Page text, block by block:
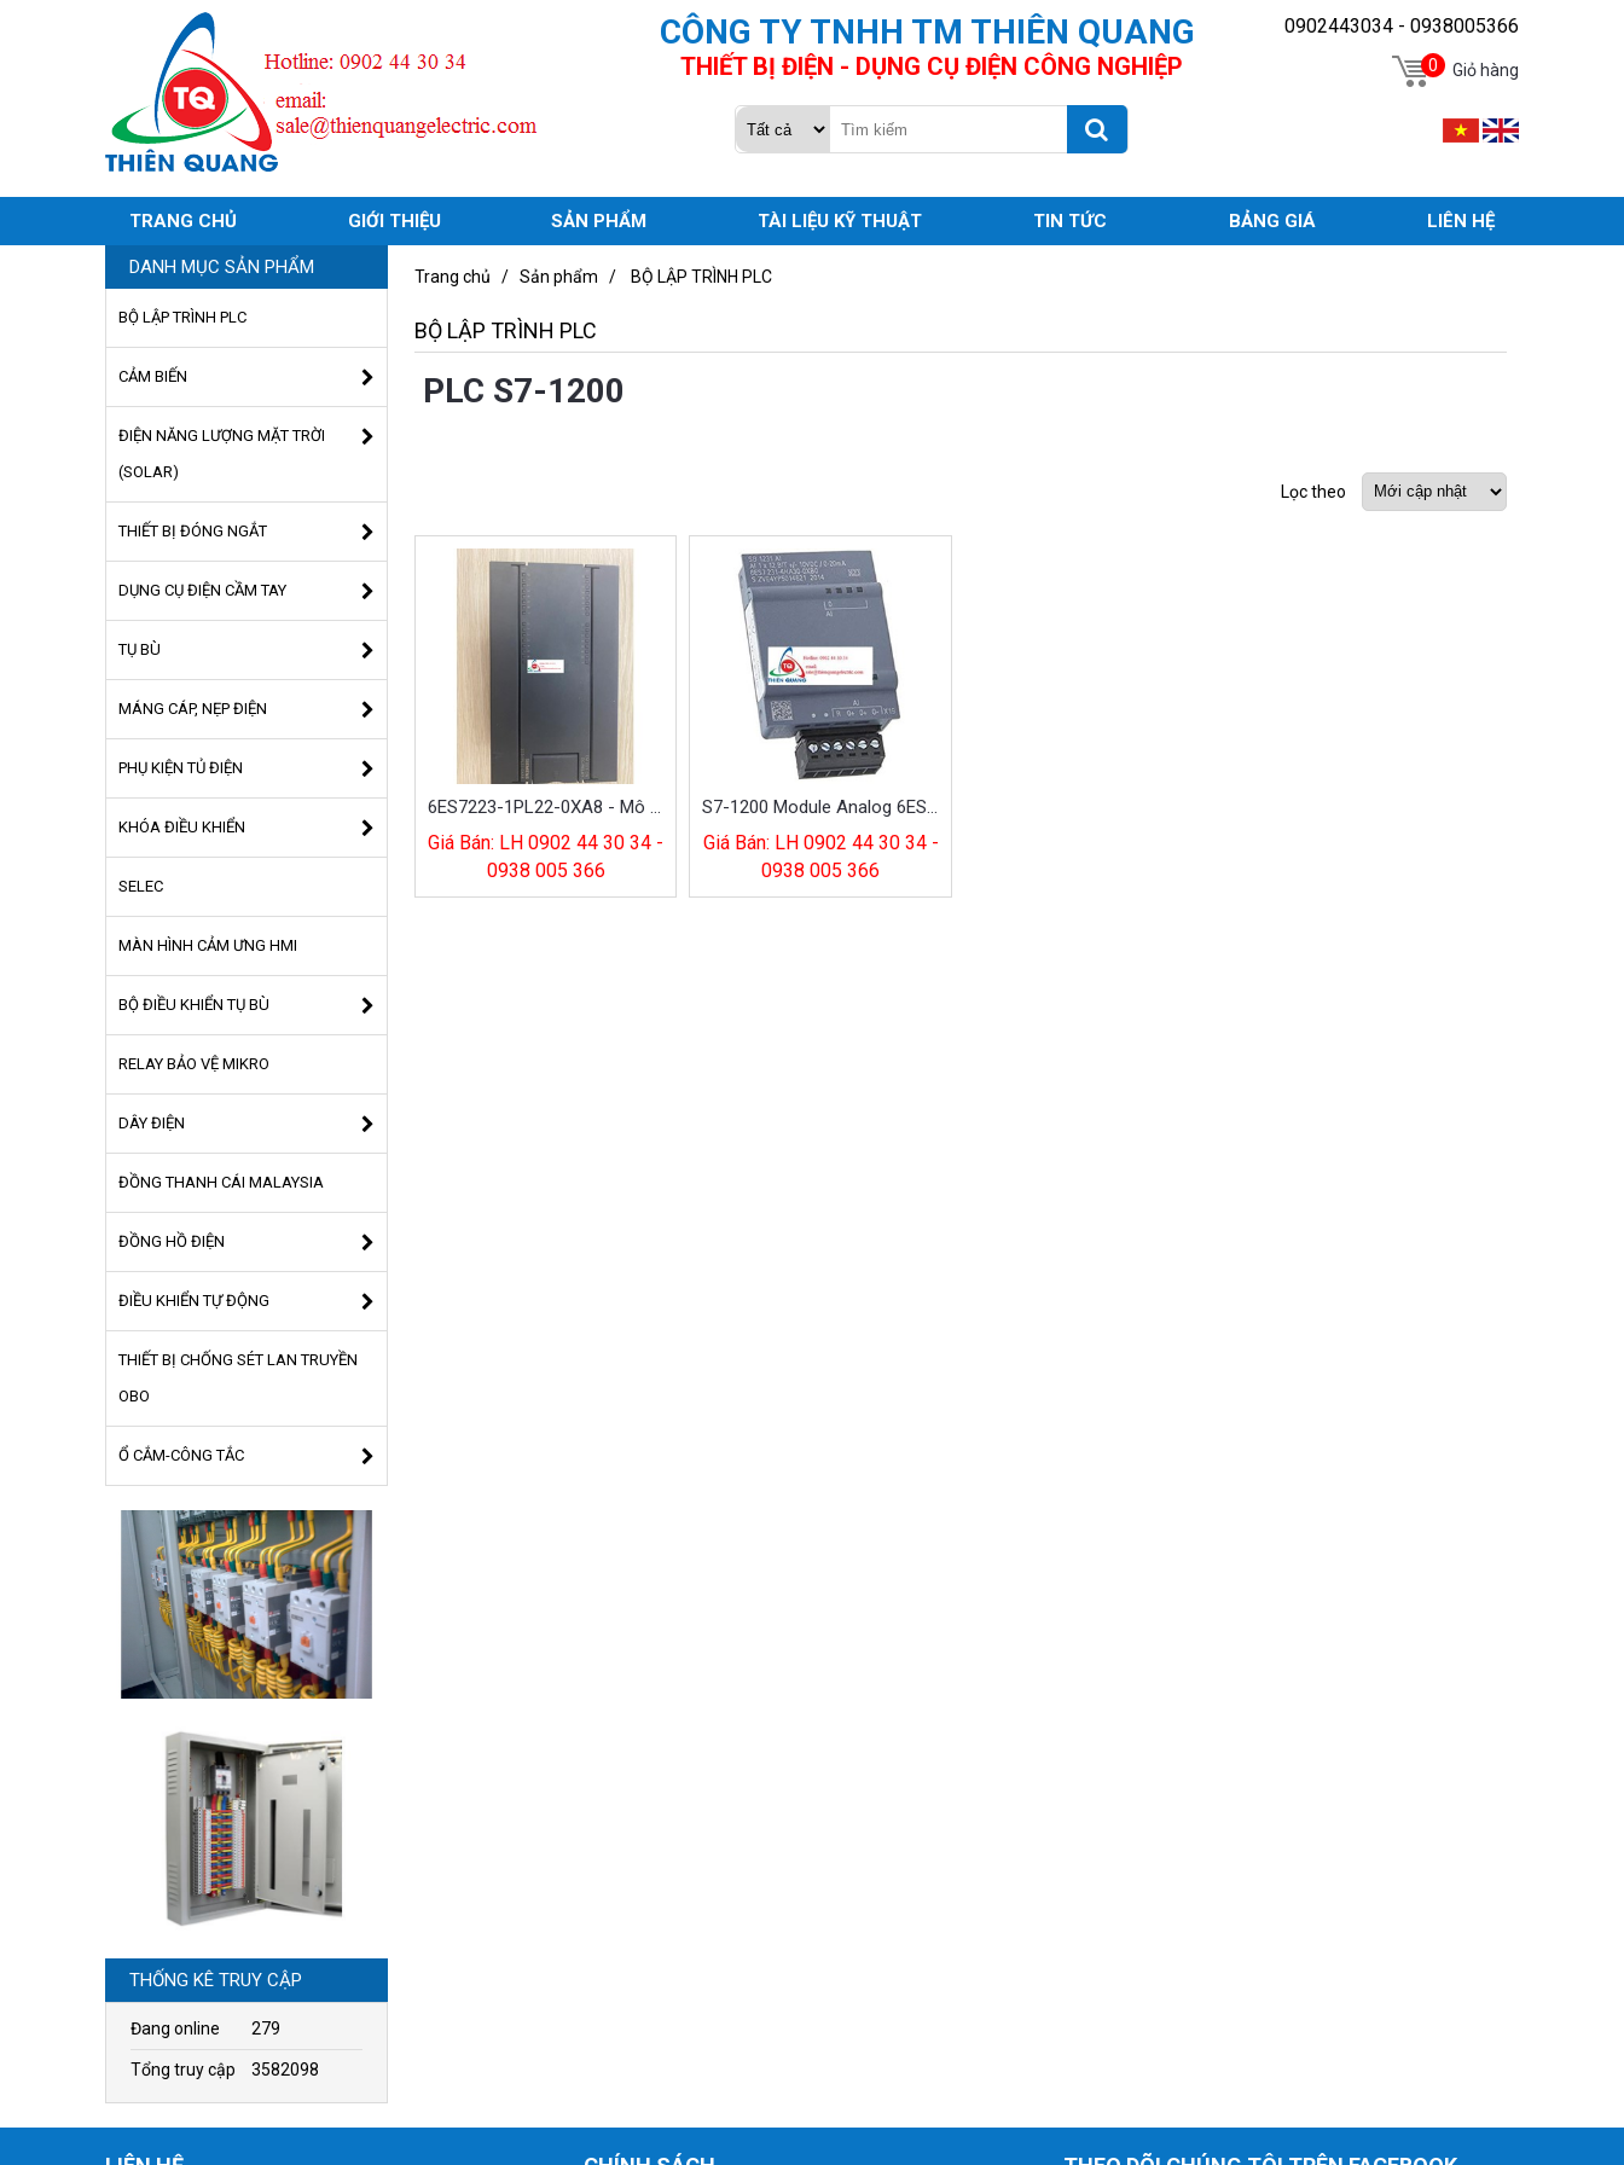
CÔNG TY TNHH TM THIÊN QUANG
THIẾT BỊ ĐIỆN - DỤNG CỤ ĐIỆN CÔNG NGHIỆP
0902443034 - 0938005366
Giỏ hàng
0
TRANG CHỦ GIỚI THIỆU SẢN PHẨM TÀI LIỆU KỸ THUẬT TIN TỨC BẢNG GIÁ LIÊN HỆ
DANH MỤC SẢN PHẨM
BỘ LẬP TRÌNH PLC
CẢM BIẾN
ĐIỆN NĂNG LƯỢNG MẶT TRỜI
(SOLAR)
THIẾT BỊ ĐÓNG NGẮT
DỤNG CỤ ĐIỆN CẦM TAY
TỤ BÙ
MÁNG CÁP, NẸP ĐIỆN
PHỤ KIỆN TỦ ĐIỆN
KHÓA ĐIỀU KHIỂN
SELEC
MÀN HÌNH CẢM ƯNG HMI
BỘ ĐIỀU KHIỂN TỤ BÙ
RELAY BẢO VỆ MIKRO
DÂY ĐIỆN
ĐỒNG THANH CÁI MALAYSIA
ĐỒNG HỒ ĐIỆN
ĐIỀU KHIỂN TỰ ĐỘNG
THIẾT BỊ CHỐNG SÉT LAN TRUYỀN
OBO
Ổ CẮM-CÔNG TẮC
THỐNG KÊ TRUY CẬP
Đang online 279
Tổng truy cập 3582098
Trang chủ / Sản phẩm / BỘ LẬP TRÌNH PLC
BỘ LẬP TRÌNH PLC
PLC S7-1200
Lọc theo
6ES7223-1PL22-0XA8 - Mô Đun S7-200 EM 223 16DI/16DO
Giá Bán: LH 0902 44 30 34 -
0938 005 366
S7-1200 Module Analog 6ES7231-4HA30-0XB0
Giá Bán: LH 0902 44 30 34 -
0938 005 366